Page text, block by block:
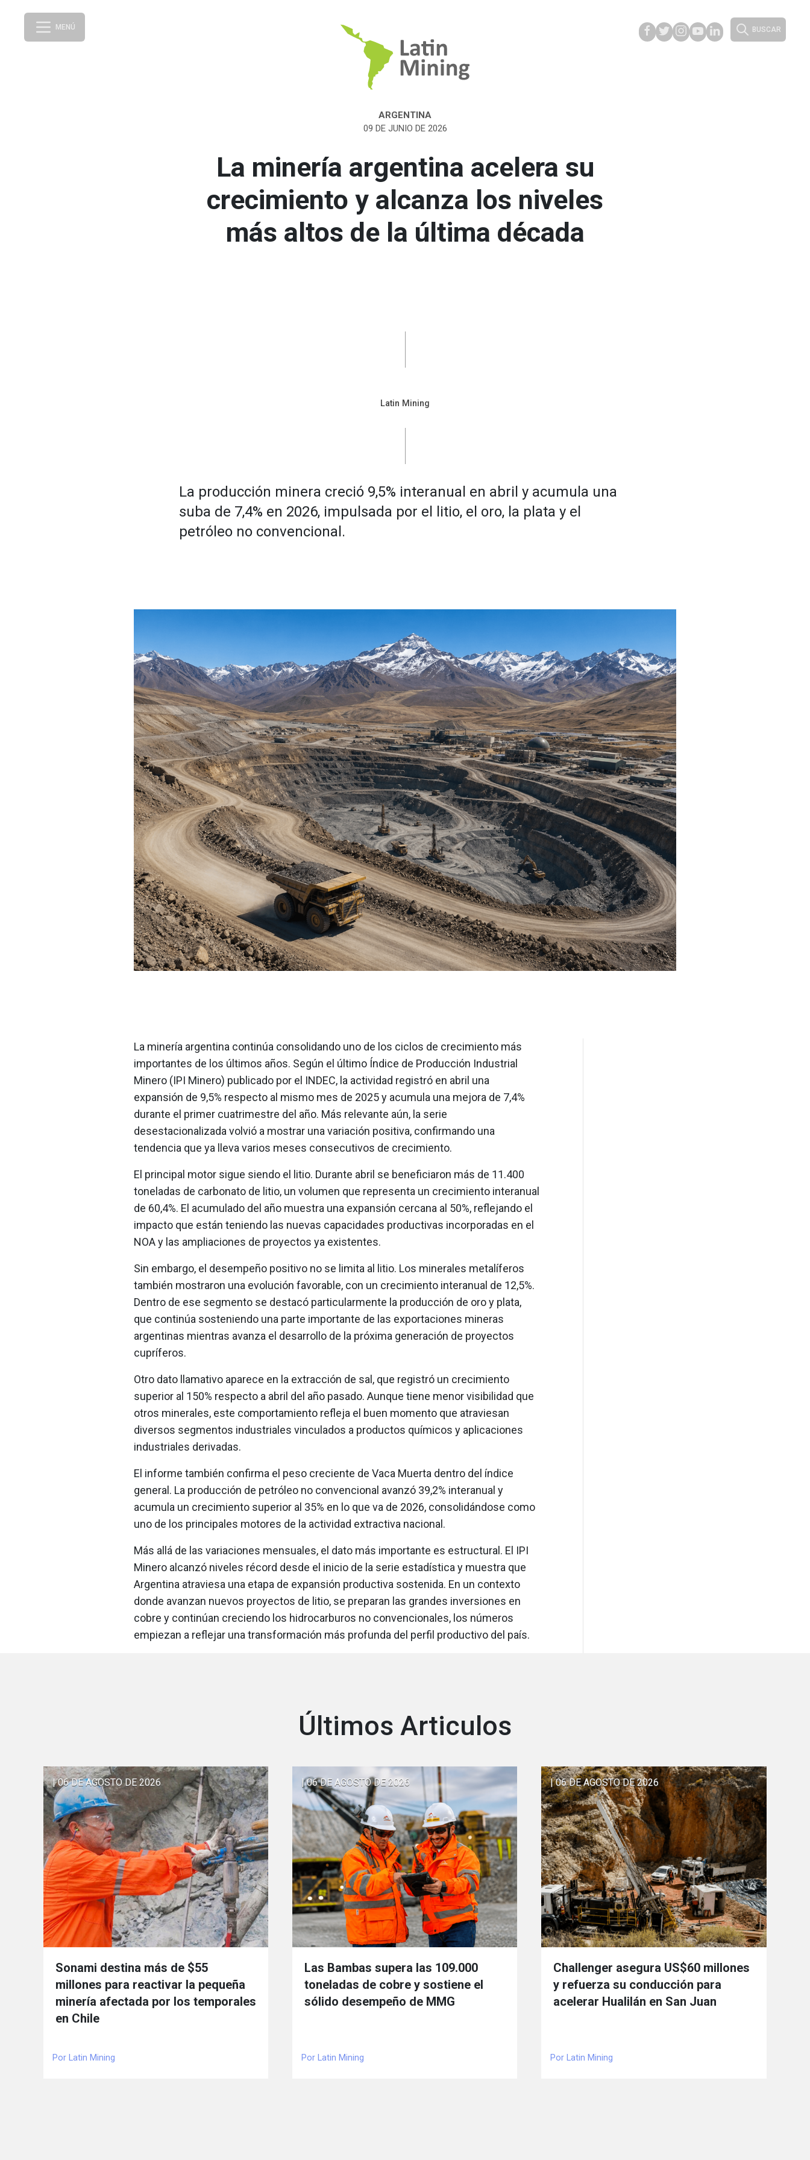
MENÚ BUSCAR
ARGENTINA
09 DE JUNIO DE 2026
La minería argentina acelera su
crecimiento y alcanza los niveles
más altos de la última década
Latin Mining
La producción minera creció 9,5% interanual en abril y acumula una
suba de 7,4% en 2026, impulsada por el litio, el oro, la plata y el
petróleo no convencional.
La minería argentina continúa consolidando uno de los ciclos de crecimiento más
importantes de los últimos años. Según el último Índice de Producción Industrial
Minero (IPI Minero) publicado por el INDEC, la actividad registró en abril una
expansión de 9,5% respecto al mismo mes de 2025 y acumula una mejora de 7,4%
durante el primer cuatrimestre del año. Más relevante aún, la serie
desestacionalizada volvió a mostrar una variación positiva, confirmando una
tendencia que ya lleva varios meses consecutivos de crecimiento.
El principal motor sigue siendo el litio. Durante abril se beneficiaron más de 11.400
toneladas de carbonato de litio, un volumen que representa un crecimiento interanual
de 60,4%. El acumulado del año muestra una expansión cercana al 50%, reflejando el
impacto que están teniendo las nuevas capacidades productivas incorporadas en el
NOA y las ampliaciones de proyectos ya existentes.
Sin embargo, el desempeño positivo no se limita al litio. Los minerales metalíferos
también mostraron una evolución favorable, con un crecimiento interanual de 12,5%.
Dentro de ese segmento se destacó particularmente la producción de oro y plata,
que continúa sosteniendo una parte importante de las exportaciones mineras
argentinas mientras avanza el desarrollo de la próxima generación de proyectos
cupríferos.
Otro dato llamativo aparece en la extracción de sal, que registró un crecimiento
superior al 150% respecto a abril del año pasado. Aunque tiene menor visibilidad que
otros minerales, este comportamiento refleja el buen momento que atraviesan
diversos segmentos industriales vinculados a productos químicos y aplicaciones
industriales derivadas.
El informe también confirma el peso creciente de Vaca Muerta dentro del índice
general. La producción de petróleo no convencional avanzó 39,2% interanual y
acumula un crecimiento superior al 35% en lo que va de 2026, consolidándose como
uno de los principales motores de la actividad extractiva nacional.
Más allá de las variaciones mensuales, el dato más importante es estructural. El IPI
Minero alcanzó niveles récord desde el inicio de la serie estadística y muestra que
Argentina atraviesa una etapa de expansión productiva sostenida. En un contexto
donde avanzan nuevos proyectos de litio, se preparan las grandes inversiones en
cobre y continúan creciendo los hidrocarburos no convencionales, los números
empiezan a reflejar una transformación más profunda del perfil productivo del país.
Últimos Articulos
| 06 DE AGOSTO DE 2026
Sonami destina más de $55
millones para reactivar la pequeña
minería afectada por los temporales
en Chile
Por Latin Mining
| 06 DE AGOSTO DE 2026
Las Bambas supera las 109.000
toneladas de cobre y sostiene el
sólido desempeño de MMG
Por Latin Mining
| 06 DE AGOSTO DE 2026
Challenger asegura US$60 millones
y refuerza su conducción para
acelerar Hualilán en San Juan
Por Latin Mining